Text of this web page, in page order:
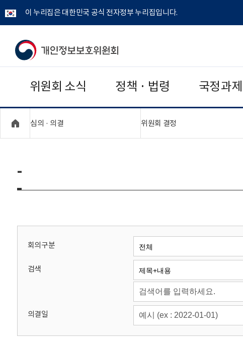
이 누리집은 대한민국 공식 전자정부 누리집입니다.
개
보
보
위
회
위원회 소식 정책 · 법령 국정과제
심의 · 의결 위원회 결정
-
회의구분
검색
의결일